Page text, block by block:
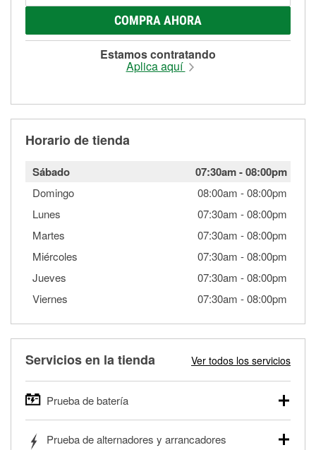
COMPRA AHORA
Estamos contratando
Aplica aquí
Horario de tienda
Sábado 07:30am-08:00pm
Domingo 08:00am -08:00pm
Lunes
07:30am -08:00pm
Martes
07:30am -08:00pm
Miércoles
07:30am -08:00pm
Jueves
07:30am -08:00pm
Viernes
07:30am -08:00pm
Servicios en la tienda Ver todos los servicios
Prueba de batería
autos, camionetas, SUVs, vehículos comerciales y
Prueba de alternadores y arrancadores